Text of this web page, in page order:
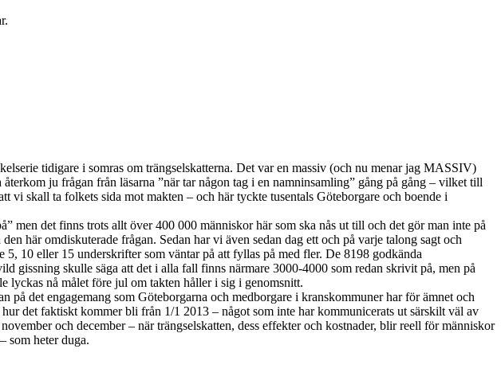
tidigare i somras om trängselskatterna. Det var en massiv (och nu menar jag MASSIV)
ju frågan från läsarna ”när tar någon tag i en namninsamling” gång på gång – vilket till
skall ta folkets sida mot makten – och här tyckte tusentals Göteborgare och boende i
men det finns trots allt över 400 000 människor här som ska nås ut till och det gör man inte på
här omdiskuterade frågan. Sedan har vi även sedan dag ett och på varje talong sagt och
10 eller 15 underskrifter som väntar på att fyllas på med fler. De 8198 godkända
gissning skulle säga att det i alla fall finns närmare 3000-4000 som redan skrivit på, men på
lyckas nå målet före jul om takten håller i sig i genomsnitt.
det engagemang som Göteborgarna och medborgare i kranskommuner har för ämnet och
det faktiskt kommer bli från 1/1 2013 – något som inte har kommunicerats ut särskilt väl av
och december – när trängselskatten, dess effekter och kostnader, blir reell för människor
som heter duga.